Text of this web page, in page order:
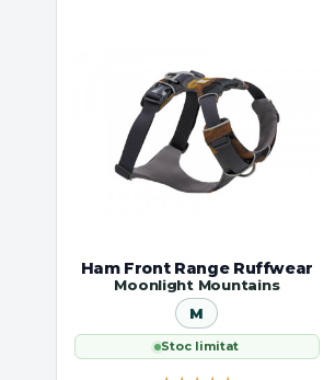
Ham Front Range Ruffwear
Moonlight Mountains
M
Stoc limitat